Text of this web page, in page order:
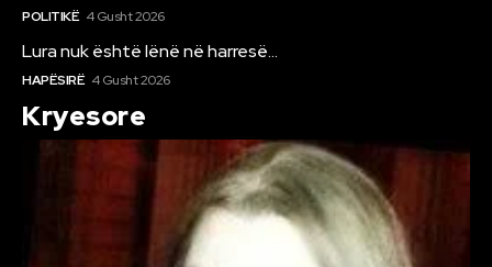
POLITIKË 4 Gusht 2026
Lura nuk është lënë në harresë…
HAPËSIRË 4 Gusht 2026
Kryesore